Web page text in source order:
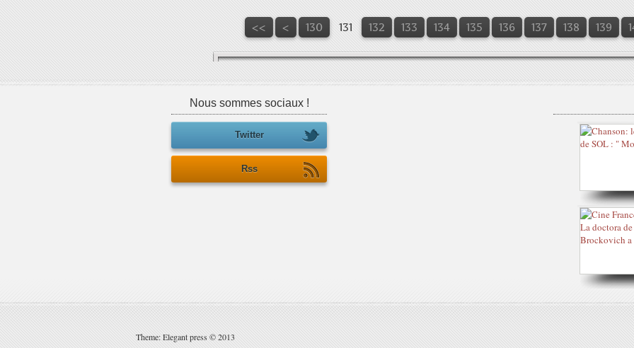
<< < 100
110
120
130 131 132 133 134 135 136 137 138 139
Nous sommes sociaux !
Twitter
Rss
Theme: Elegant press © 2013